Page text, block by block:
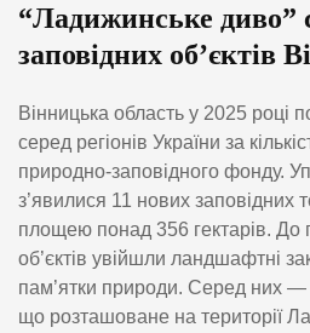
“Ладижинське диво”
заповідних об’єктів
Вінницька область у 2025 році
серед регіонів України за
природно-заповідного фонду.
з’явилися 11 нових заповідних
площею понад 356 гектарів. До
об’єктів увійшли ландшафтні
пам’ятки природи. Серед них
що розташоване на території